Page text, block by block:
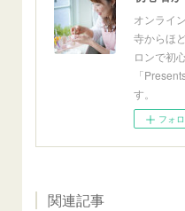
オンライ
寺からほ
ロンで初
「
す。
フォ
関連記事